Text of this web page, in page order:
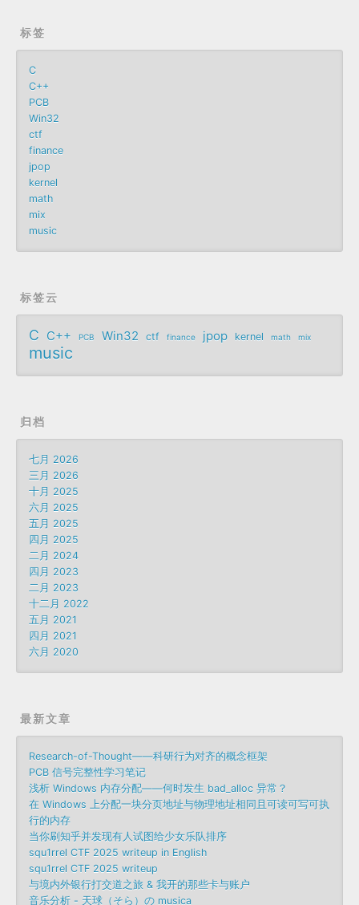
标签
C
C++
PCB
Win32
ctf
finance
jpop
kernel
math
mix
music
标签云
C C++ PCB Win32 ctf finance jpop kernel math mix
music
归档
七月 2026
三月 2026
十月 2025
六月 2025
五月 2025
四月 2025
二月 2024
四月 2023
二月 2023
十二月 2022
五月 2021
四月 2021
六月 2020
最新文章
Research-of-Thought——科研行为对齐的概念框架
PCB 信号完整性学习笔记
浅析 Windows 内存分配——何时发生 bad_alloc 异常？
在 Windows 上分配一块分页地址与物理地址相同且可读可写可执
行的内存
当你刷知乎并发现有人试图给少女乐队排序
squ1rrel CTF 2025 writeup in English
squ1rrel CTF 2025 writeup
与境内外银行打交道之旅 & 我开的那些卡与账户
音乐分析 - 天球（そら）の musica